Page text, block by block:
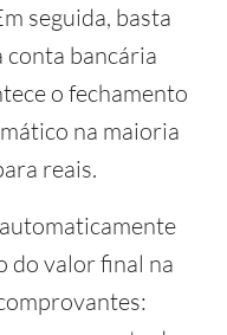
seguida, basta
conta bancária
o fechamento
na maioria
reais.
do valor final na